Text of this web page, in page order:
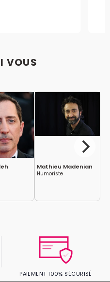
VOUS
Mathieu Madenian
Humoriste
PAIEMENT 100% SÉCURISÉ